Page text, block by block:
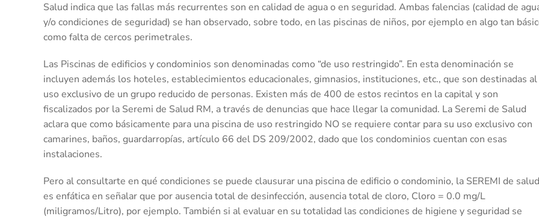
Salud indica que las fallas más recurrentes son en calidad de agua o en seguridad. Ambas falencias (calidad de
y/o condiciones de seguridad) se han observado, sobre todo, en las piscinas de niños, por ejemplo en algo tan
como falta de cercos perimetrales.
Las Piscinas de edificios y condominios son denominadas como “de uso restringido”. En esta denominación se
incluyen además los hoteles, establecimientos educacionales, gimnasios, instituciones, etc., que son destinadas al
uso exclusivo de un grupo reducido de personas. Existen más de 400 de estos recintos en la capital y son
fiscalizados por la Seremi de Salud RM, a través de denuncias que hace llegar la comunidad. La Seremi de Salud
aclara que como básicamente para una piscina de uso restringido NO se requiere contar para su uso exclusivo con
camarines, baños, guardarropías, artículo 66 del DS 209/2002, dado que los condominios cuentan con esas
instalaciones.
Pero al consultarte en qué condiciones se puede clausurar una piscina de edificio o condominio, la SEREMI de salud
es enfática en señalar que por ausencia total de desinfección, ausencia total de cloro, Cloro = 0.0 mg/L
(miligramos/Litro), por ejemplo. También si al evaluar en su totalidad las condiciones de higiene y seguridad se